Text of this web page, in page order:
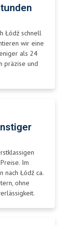
Łódź schnell
wir eine
als 24
präzise und
Im
nach Łódź ca.
ohne